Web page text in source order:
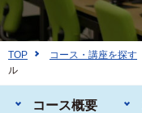
TOP コース・講座を探す
ル
コース概要